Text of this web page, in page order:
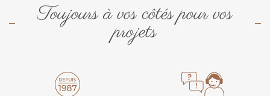
Toujours à vos côtés pour vos
projets